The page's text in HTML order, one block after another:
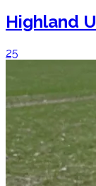
Highland
25